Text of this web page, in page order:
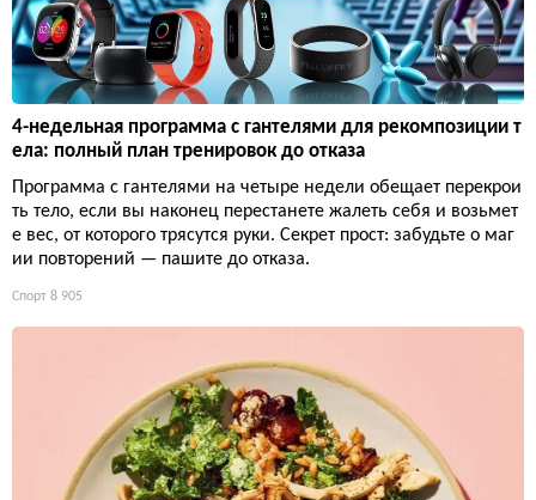
4-недельная программа с гантелями для рекомпозиции т
ела: полный план тренировок до отказа
Программа с гантелями на четыре недели обещает перекрои
ть тело, если вы наконец перестанете жалеть себя и возьмет
е вес, от которого трясутся руки. Секрет прост: забудьте о маг
ии повторений — пашите до отказа.
Спорт 8 905